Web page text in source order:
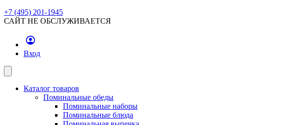
+7 (495) 201-1945
САЙТ НЕ ОБСЛУЖИВАЕТСЯ
Вход
Каталог товаров
Поминальные обеды
Поминальные наборы
Поминальные блюда